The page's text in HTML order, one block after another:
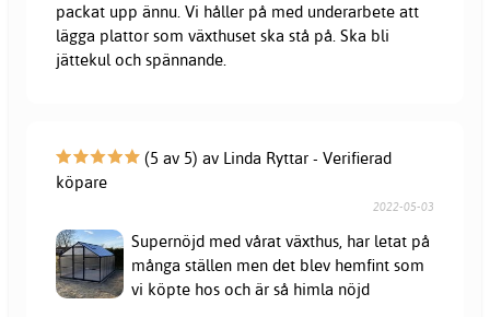
packat upp ännu. Vi håller på med underarbete att
lägga plattor som växthuset ska stå på. Ska bli
jättekul och spännande.
(5 av 5) av Linda Ryttar - Verifierad
köpare
2022-05-03
Supernöjd med vårat växthus, har letat på
många ställen men det blev hemfint som
vi köpte hos och är så himla nöjd